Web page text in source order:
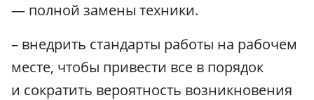
— полной замены техники.
– внедрить стандарты работы на рабочем
месте, чтобы привести все в порядок
и сократить вероятность возникновения